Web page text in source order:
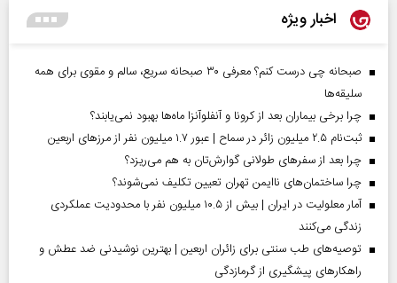
اخبار ویژه
صبحانه چی درست کنم؟ معرفی ۳۰ صبحانه سریع، سالم و مقوی برای همه
سلیقه‌ها
چرا برخی بیماران بعد از کرونا و آنفلوآنزا ماه‌ها بهبود نمی‌یابند؟
ثبت‌نام ۲.۵ میلیون زائر در سماح | عبور ۱.۷ میلیون نفر از مرز‌های اربعین
چرا بعد از سفرهای طولانی گوارش‌تان به هم می‌ریزد؟
چرا ساختمان‌های ناایمن تهران تعیین تکلیف نمی‌شوند؟
آمار معلولیت در ایران | بیش از ۱۰.۵ میلیون نفر با محدودیت عملکردی
زندگی می‌کنند
توصیه‌های طب سنتی برای زائران اربعین | بهترین نوشیدنی ضد عطش و
راهکارهای پیشگیری از گرمازدگی